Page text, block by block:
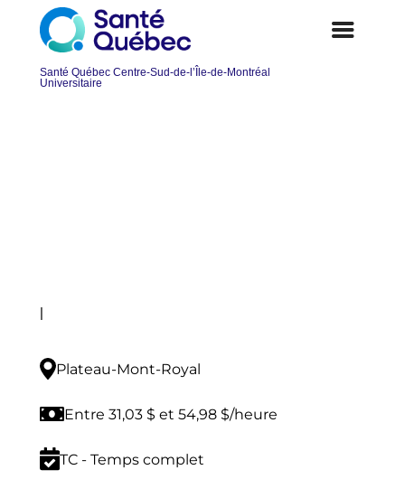
Plateau-Mont-Royal
Entre 31,03 $ et 54,98 $/heure
TC - Temps complet